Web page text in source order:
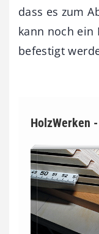
dass es zum
kann noch ein
befestigt
HolzWerken